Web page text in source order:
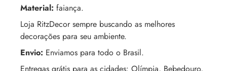
Material: faiança.
Loja RitzDecor sempre buscando as melhores
decorações para seu ambiente.
Envio: Enviamos para todo o Brasil.
Entregas grátis para as cidades: Olímpia, Bebedouro,